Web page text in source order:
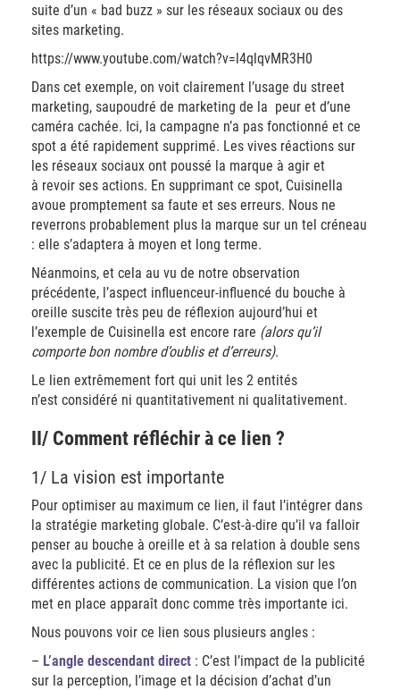
suite d’un « bad buzz » sur les réseaux sociaux ou des
sites marketing.
https://www.youtube.com/watch?v=l4qlqvMR3H0
Dans cet exemple, on voit clairement l’usage du street
marketing, saupoudré de marketing de la peur et d’une
caméra cachée. Ici, la campagne n’a pas fonctionné et ce
spot a été rapidement supprimé. Les vives réactions sur
les réseaux sociaux ont poussé la marque à agir et
à revoir ses actions. En supprimant ce spot, Cuisinella
avoue promptement sa faute et ses erreurs. Nous ne
reverrons probablement plus la marque sur un tel créneau
: elle s’adaptera à moyen et long terme.
Néanmoins, et cela au vu de notre observation
précédente, l’aspect influenceur-influencé du bouche à
oreille suscite très peu de réflexion aujourd’hui et
l’exemple de Cuisinella est encore rare (alors qu’il
comporte bon nombre d’oublis et d’erreurs).
Le lien extrêmement fort qui unit les 2 entités
n’est considéré ni quantitativement ni qualitativement.
II/ Comment réfléchir à ce lien ?
1/ La vision est importante
Pour optimiser au maximum ce lien, il faut l’intégrer dans
la stratégie marketing globale. C’est-à-dire qu’il va falloir
penser au bouche à oreille et à sa relation à double sens
avec la publicité. Et ce en plus de la réflexion sur les
différentes actions de communication. La vision que l’on
met en place apparaît donc comme très importante ici.
Nous pouvons voir ce lien sous plusieurs angles :
– L’angle descendant direct : C’est l’impact de la publicité
sur la perception, l’image et la décision d’achat d’un